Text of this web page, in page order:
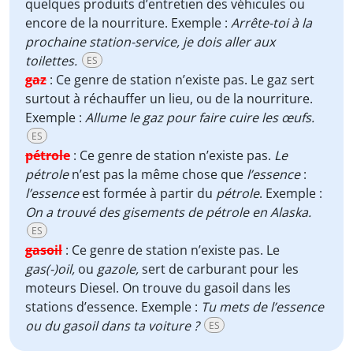
quelques produits d’entretien des véhicules ou
encore de la nourriture. Exemple : Arrête-toi à la
prochaine station-service, je dois aller aux
toilettes.
ES
gaz : Ce genre de station n’existe pas. Le gaz sert
surtout à réchauffer un lieu, ou de la nourriture.
Exemple : Allume le gaz pour faire cuire les œufs.
ES
pétrole : Ce genre de station n’existe pas. Le
pétrolen’est pas la même chose que l’essence:
l’essenceest formée à partir du pétrole. Exemple :
On a trouvé des gisements de pétrole en Alaska.
ES
gasoil : Ce genre de station n’existe pas. Le
gas(-)oil, ou gazole,sert de carburant pour les
moteurs Diesel. On trouve du gasoil dans les
stations d’essence. Exemple : Tu mets de l’essence
ou du gasoil dans ta voiture ?
ES